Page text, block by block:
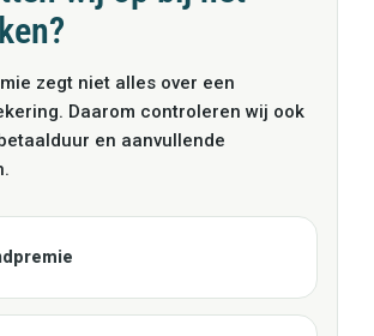
zegt niet alles over een
Daarom controleren wij ook
en aanvullende